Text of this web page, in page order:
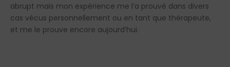
abrupt mais mon expérience me l’a prouvé dans divers
cas vécus personnellement ou en tant que thérapeute,
et me le prouve encore aujourd’hui.